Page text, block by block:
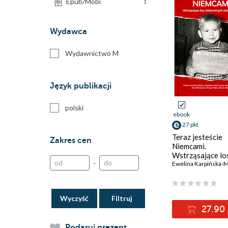
Wydawca
Wydawnictwo M
Język publikacji
polski
Zakres cen
–
Wyczyść
ebook
27 pkt
Teraz jesteście
Niemcami.
Wstrząsające
zrabowanych
Ewelina Karpińska-
27.90